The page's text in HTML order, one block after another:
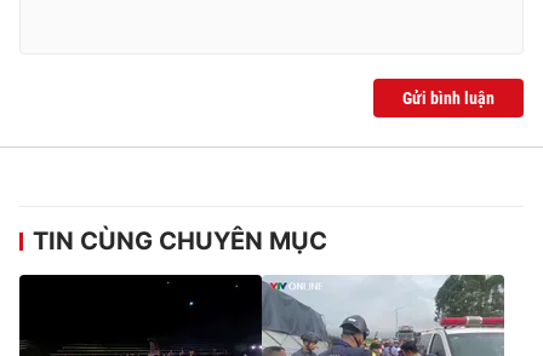
Gửi bình luận
TIN CÙNG CHUYÊN MỤC